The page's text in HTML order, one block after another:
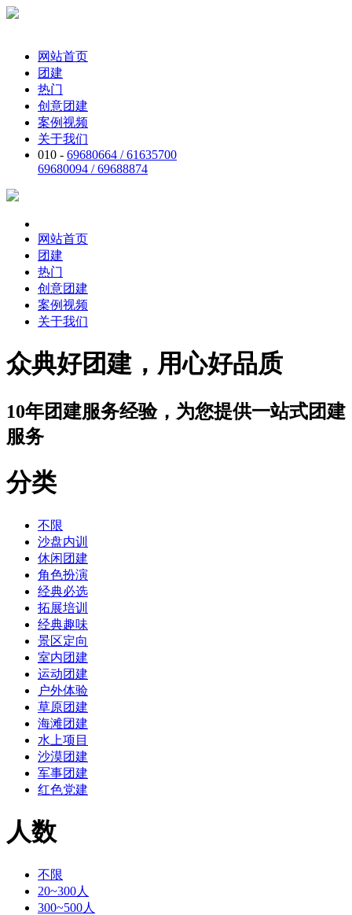
网站首页
团建
热门
创意团建
案例视频
关于我们
010 - 69680664 / 61635700
69680094 / 69688874
网站首页
团建
热门
创意团建
案例视频
关于我们
众典好团建，用心好品质
10年团建服务经验，为您提供一站式团建
服务
分类
不限
沙盘内训
休闲团建
角色扮演
经典必选
拓展培训
经典趣味
景区定向
室内团建
运动团建
户外体验
草原团建
海滩团建
水上项目
沙漠团建
军事团建
红色党建
人数
不限
20~300人
300~500人